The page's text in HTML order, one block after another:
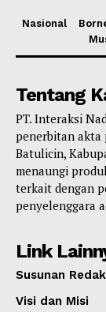
Nasional
Tentang
PT. Interaksi
penerbitan akta
Batulicin,
menaungi
terkait dengan
penyelenggara
Link
Susunan
Visi dan Misi